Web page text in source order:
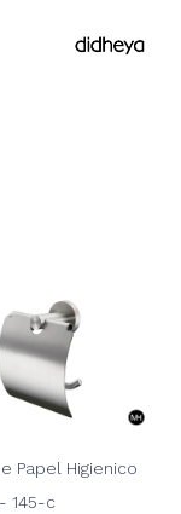
Papel Higienico
145-c